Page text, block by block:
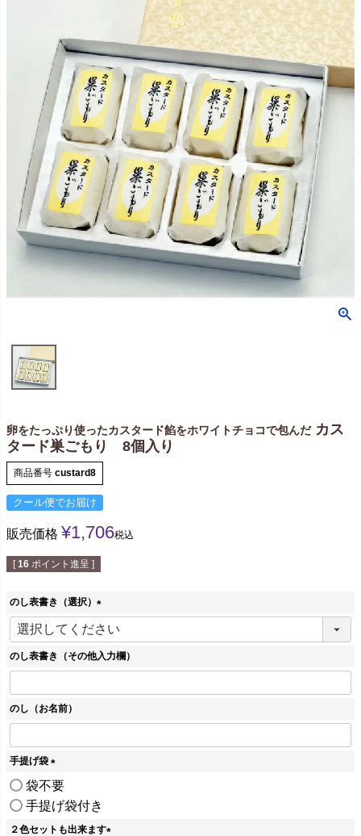
卵をたっぷり使ったカスタード餡をホワイトチョコで包んだ カス
タード巣ごもり 8個入り
商品番号 custard8
クール便でお届け
販売価格 ¥1,706税込
[ 16 ポイント進呈 ]
のし表書き（選択）
(
必
須
のし表書き（その他入力欄）
のし（お名前）
手提げ袋
(
須
)
袋不要
手提げ袋付き
２色セットも出来ます